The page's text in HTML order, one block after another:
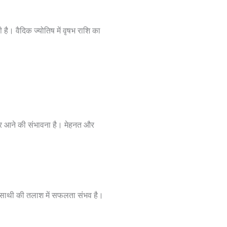
वैदिक ज्योतिष में वृषभ राशि का
आने की संभावना है। मेहनत और
की तलाश में सफलता संभव है।